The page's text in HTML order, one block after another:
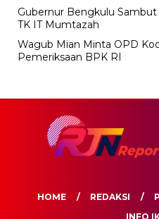
Gubernur Bengkulu
TK IT Mumtazah
Wagub Mian Minta OPD
Pemeriksaan BPK RI
HOME REDAKSI
INFO